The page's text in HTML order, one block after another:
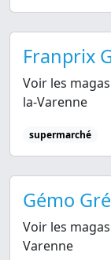
Franprix
Voir les
la-Varenne
supermarché
Gémo
Voir les
Varenne